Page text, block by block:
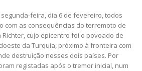
feira, dia 6 de fevereiro, todos
com as consequências do terremoto de
Richter, cujo epicentro foi o povoado de
da Turquia, próximo à fronteira com
destruição nesses dois países. Por
registadas após o tremor inicial, num